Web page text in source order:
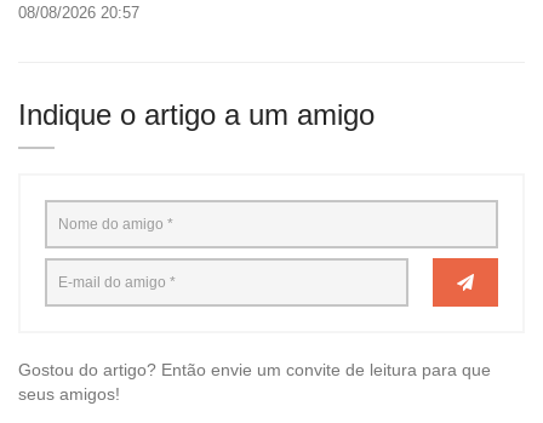
08/08/2026 20:57
Indique o artigo a um amigo
Gostou do artigo? Então envie um convite de leitura para que
seus amigos!